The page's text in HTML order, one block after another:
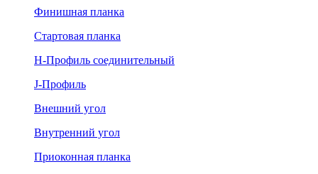
Финишная планка
Стартовая планка
Н-Профиль соединительный
J-Профиль
Внешний угол
Внутренний угол
Приоконная планка